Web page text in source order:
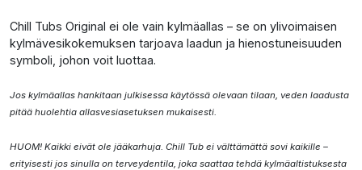
Chill Tubs Original ei ole vain kylmäallas – se on ylivoimaisen
kylmävesikokemuksen tarjoava laadun ja hienostuneisuuden
symboli, johon voit luottaa.
Jos kylmäallas hankitaan julkisessa käytössä olevaan tilaan, veden laadusta
pitää huolehtia allasvesiasetuksen mukaisesti.
HUOM! Kaikki eivät ole jääkarhuja. Chill Tub ei välttämättä sovi kaikille –
erityisesti jos sinulla on terveydentila, joka saattaa tehdä kylmäaltistuksesta